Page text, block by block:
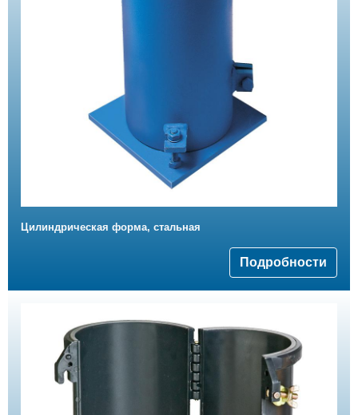
Цилиндрическая форма, стальная
Подробности